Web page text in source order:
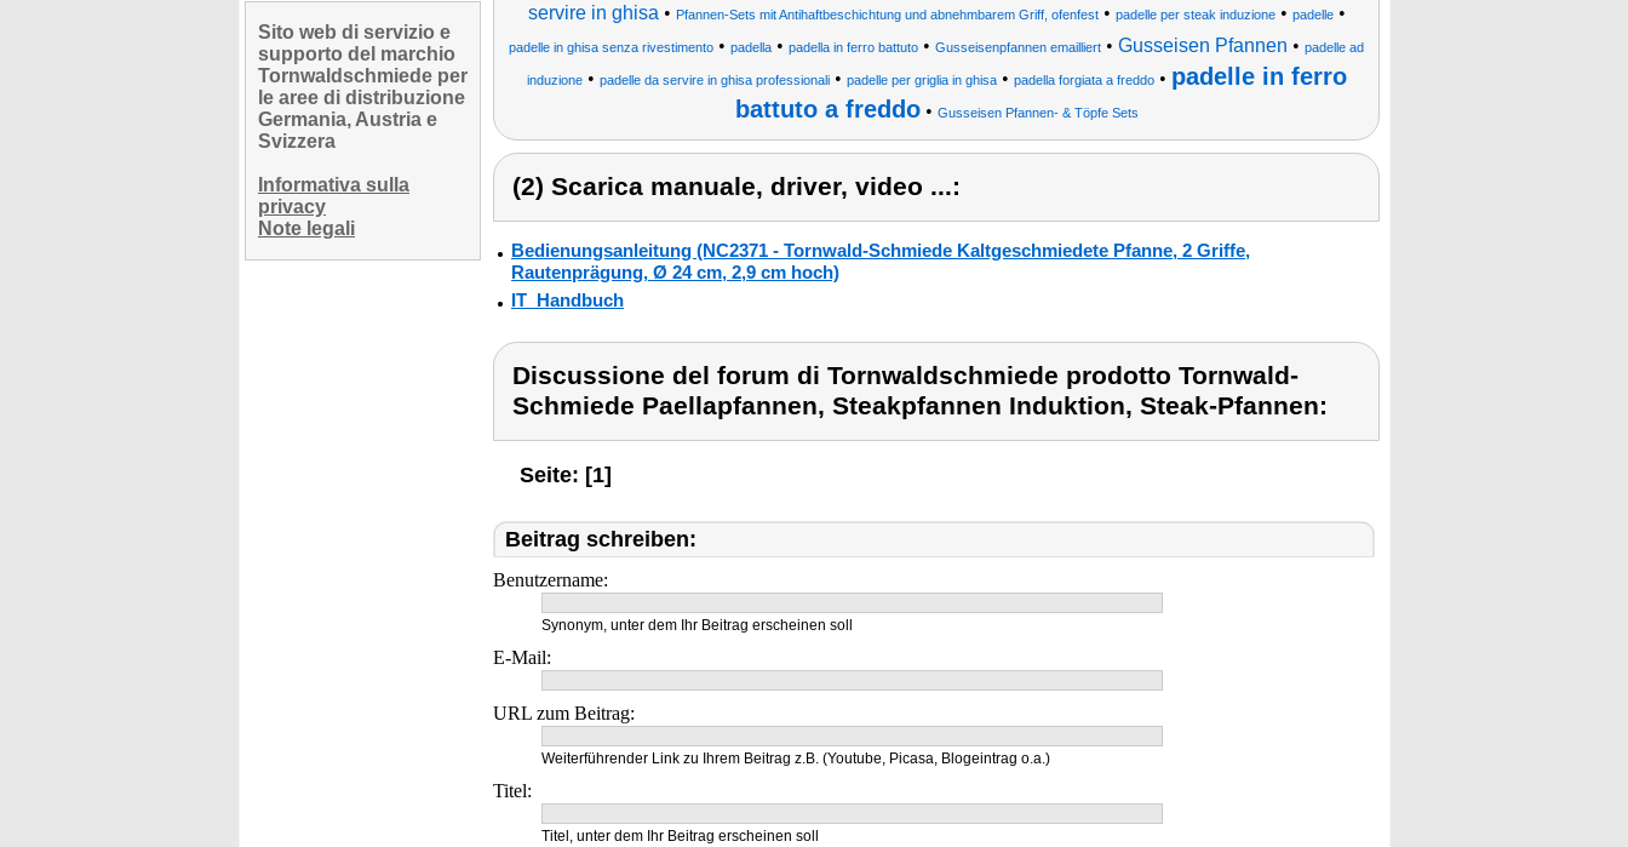
Sito web di servizio e
supporto del marchio
Tornwaldschmiede per
le aree di distribuzione
Germania, Austria e
Svizzera
Informativa sulla
privacy
Note legali
servire in ghisa • Pfannen-Sets mit Antihaftbeschichtung und abnehmbarem Griff, ofenfest• padelle per steak induzione• padelle•
padelle in ghisa senza rivestimento • padella • padella in ferro battuto • Gusseisenpfannen emailliert • Gusseisen Pfannen • padelle ad
induzione• padelle da servire in ghisa professionali• padelle per griglia in ghisa• padella forgiata a freddo• padelle in ferro
battuto a freddo• Gusseisen Pfannen- & Töpfe Sets
(2) Scarica manuale, driver, video ...:
Bedienungsanleitung (NC2371 - Tornwald-Schmiede Kaltgeschmiedete Pfanne, 2 Griffe,
Rautenprägung, Ø 24 cm, 2,9 cm hoch)
IT_Handbuch
Discussione del forum di Tornwaldschmiede prodotto Tornwald-
Schmiede Paellapfannen, Steakpfannen Induktion, Steak-Pfannen:
Seite: [1]
Beitrag schreiben:
Benutzername:
Synonym, unter dem Ihr Beitrag erscheinen soll
E-Mail:
URL zum Beitrag:
Weiterführender Link zu Ihrem Beitrag z.B. (Youtube, Picasa, Blogeintrag o.a.)
Titel:
Titel, unter dem Ihr Beitrag erscheinen soll